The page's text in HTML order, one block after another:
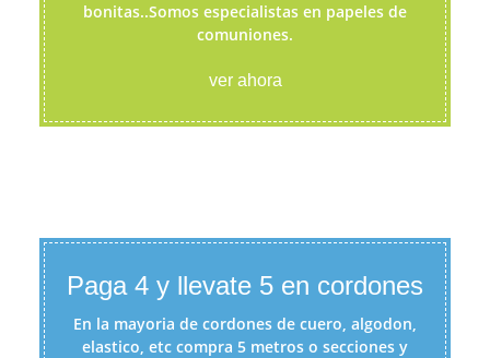
bonitas..Somos especialistas en papeles de
comuniones.
ver ahora
Paga 4 y llevate 5 en cordones
En la mayoria de cordones de cuero, algodon,
elastico, etc compra 5 metros o secciones y